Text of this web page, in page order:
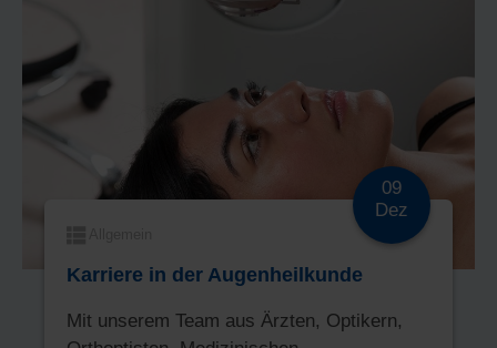
09
Dez
Karriere in der Augenheilkunde
Mit unserem Team aus Ärzten, Optikern,